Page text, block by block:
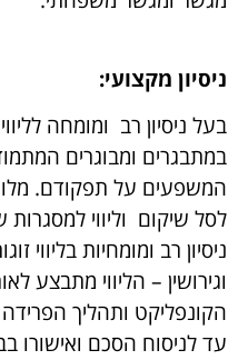
ניסיון מקצועי:
בעל ניסיון רב ומומחה
במתבגרים ומבוגרים
המשפעים על תפקודם.
לסל שיקום וליווי
ניסיון רב ומומחיות
וגירושין – הליווי מתבצע
הקונפליקט ותהליך
עד לניסוח הסכם ואישורו